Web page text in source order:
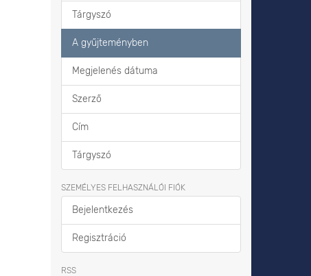
Tárgyszó
A gyűjteményben
Megjelenés dátuma
Szerző
Cím
Tárgyszó
SZEMÉLYES FELHASZNÁLÓI FIÓK
Bejelentkezés
Regisztráció
RSS